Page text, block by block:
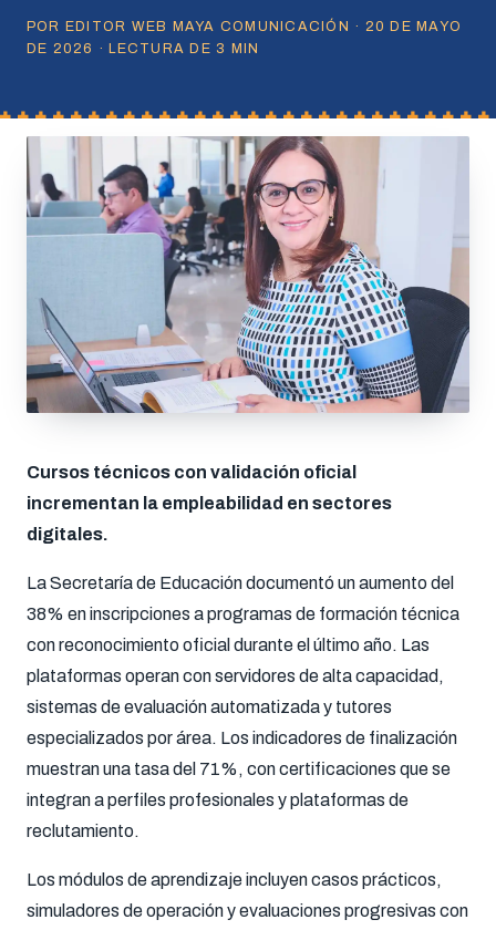
POR EDITOR WEB MAYA COMUNICACIÓN · 20 DE MAYO
DE 2026 · LECTURA DE 3 MIN
Cursos técnicos con validación oficial
incrementan la empleabilidad en sectores
digitales.
La Secretaría de Educación documentó un aumento del
38% en inscripciones a programas de formación técnica
con reconocimiento oficial durante el último año. Las
plataformas operan con servidores de alta capacidad,
sistemas de evaluación automatizada y tutores
especializados por área. Los indicadores de finalización
muestran una tasa del 71%, con certificaciones que se
integran a perfiles profesionales y plataformas de
reclutamiento.
Los módulos de aprendizaje incluyen casos prácticos,
simuladores de operación y evaluaciones progresivas con